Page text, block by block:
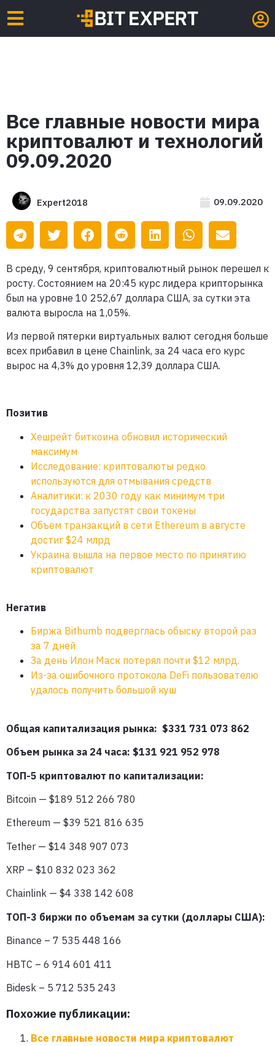
Все главные новости мира
криптовалют и технологий
09.09.2020
Expert2018 09.09.2020
В среду, 9 сентября, криптовалютный рынок перешел к
росту. Состоянием на 20:45 курс лидера крипторынка
был на уровне 10 252,67 доллара США, за сутки эта
валюта выросла на 1,05%.
Из первой пятерки виртуальных валют сегодня больше
всех прибавил в цене Chainlink, за 24 часа его курс
вырос на 4,3% до уровня 12,39 доллара США.
Позитив
Хешрейт биткоина обновил исторический
максимум
Исследование: криптовалюты редко
используются для отмывания средств
Аналитики: к 2030 году как минимум три
государства запустят свои токены
Объем транзакций в сети Ethereum в августе
достиг $24 млрд
Украина вышла на первое место по принятию
криптовалют
Негатив
Биржа Bithumb подверглась обыску второй раз
за 7 дней
За день Илон Маск потерял почти $12 млрд.
Из-за ошибочного протокола DeFi пользователю
удалось получить большой куш
Общая капитализация рынка: $331 731 073 862
Объем рынка за 24 часа: $131 921 952 978
ТОП-5 криптовалют по капитализации:
Bitcoin — $189 512 266 780
Ethereum — $39 521 816 635
Tether — $14 348 907 073
XRP – $10 832 023 362
Chainlink — $4 338 142 608
ТОП-3 биржи по объемам за сутки (доллары США):
Binance – 7 535 448 166
HBTC – 6 914 601 411
Bidesk – 5 712 535 243
Похожие публикации:
Все главные новости мира криптовалют